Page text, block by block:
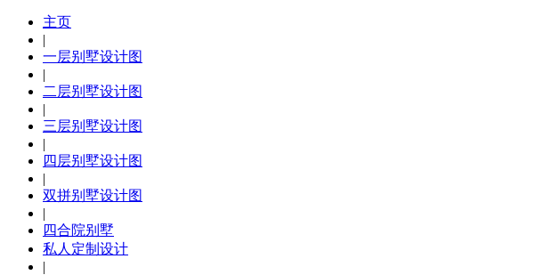
主页
|
一层别墅设计图
|
二层别墅设计图
|
三层别墅设计图
|
四层别墅设计图
|
双拼别墅设计图
|
四合院别墅
私人定制设计
|